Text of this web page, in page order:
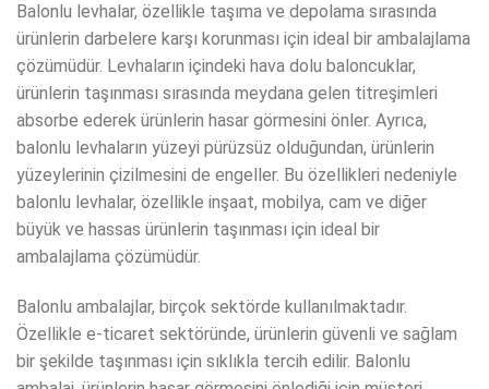
Balonlu levhalar, özellikle taşıma ve depolama sırasında
ürünlerin darbelere karşı korunması için ideal bir ambalajlama
çözümüdür. Levhaların içindeki hava dolu baloncuklar,
ürünlerin taşınması sırasında meydana gelen titreşimleri
absorbe ederek ürünlerin hasar görmesini önler. Ayrıca,
balonlu levhaların yüzeyi pürüzsüz olduğundan, ürünlerin
yüzeylerinin çizilmesini de engeller. Bu özellikleri nedeniyle
balonlu levhalar, özellikle inşaat, mobilya, cam ve diğer
büyük ve hassas ürünlerin taşınması için ideal bir
ambalajlama çözümüdür.
Balonlu ambalajlar, birçok sektörde kullanılmaktadır.
Özellikle e-ticaret sektöründe, ürünlerin güvenli ve sağlam
bir şekilde taşınması için sıklıkla tercih edilir. Balonlu